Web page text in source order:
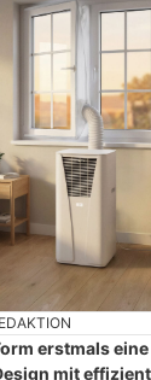
erstmals
mit